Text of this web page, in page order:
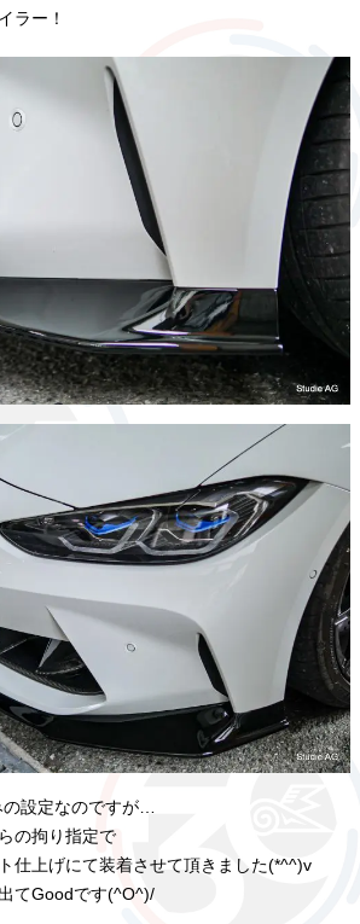
ラー！
設定なのですが…
の拘り指定で
仕上げにて装着させて頂きました(*^^)v
てGoodです(^O^)/